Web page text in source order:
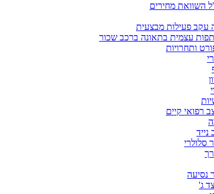
השוואת מחירים
עקב פעילות מבצעית
עצמית בתאונה ברכב שכור
ותחרויות
רפואי קיים
סלולרי
נסיעה
ג'